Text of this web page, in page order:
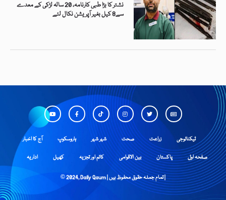
نشتر کا بڑا طبی کارنامہ، 20 سالہ لڑکی کے معدے
سے8 کیل بغیر آپریشن نکال لئے
آج کا اخبار ہاروسکوپ شہر شہر صحت زراعت ٹیکنالوجی
اداریہ کھیل کالم اور تجزیہ بین الاقوامی پاکستان صفحہ اول
© 2024, Daily Qaum | تمام جملہ حقوق محفوظ ہیں |